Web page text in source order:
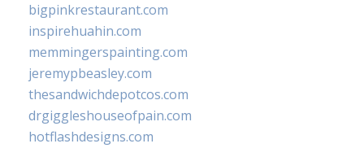
bigpinkrestaurant.com
inspirehuahin.com
memmingerspainting.com
jeremypbeasley.com
thesandwichdepotcos.com
drgiggleshouseofpain.com
hotflashdesigns.com